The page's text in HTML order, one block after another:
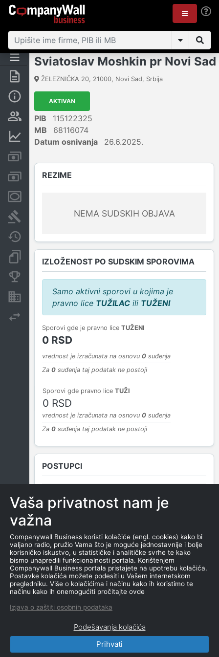
Rezime
Vlasnička struktura
Računi i blokade
Sudski sporovi
Dokumenti i objave
Nekretnine i imovina
Izvoz
Sviatoslav Moshkin pr Novi Sad
ŽELEZNIČKA 20, 21000, Novi Sad, Srbija
AKTIVAN
PIB
115122325
MB
68116074
Datum osnivanja
26.6.2025.
REZIME
NEMA SUDSKIH OBJAVA
IZLOŽENOST PO SUDSKIM SPOROVIMA
Samo aktivni sporovi u kojima je
pravno lice TUŽILAC ili TUŽENI
Sporovi gde je pravno lice TUŽENI
0 RSD
vrednost je izračunata na osnovu 0 suđenja
Za 0 suđenja taj podatak ne postoji
Sporovi gde pravno lice TUŽI
0 RSD
vrednost je izračunata na osnovu 0 suđenja
Za 0 suđenja taj podatak ne postoji
POSTUPCI
NEMA SUDSKIH OBJAVA
ROČIŠTA
NEMA SUDSKIH OBJAVA
CompanyWall Business © 2026
korišćenja | Izjava o privatnosti
Vaša privatnost nam je
važna
Companywall Business koristi kolačiće (engl. cookies) kako bi
valjano radio, pružio Vama što je moguće jednostavnije i bolje
korisničko iskustvo, u statističke i analitičke svrhe te kako
bismo unapredili funkcionalnosti portala. Korištenjem
Companywall Business portala pristajete na upotrebu kolačića.
Postavke kolačića možete podesiti u Vašem internetskom
pregledniku. Više o kolačićima i načinu kako ih koristimo te
načinu kako ih onemogućiti pročitajte ovde
Izjava o zaštiti osobnih podataka
Podešavanja kolačića
Prihvati